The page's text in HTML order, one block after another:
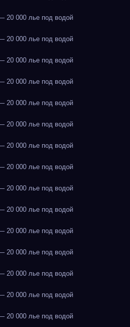
000 лье под водой
000 лье под водой
000 лье под водой
000 лье под водой
000 лье под водой
000 лье под водой
000 лье под водой
000 лье под водой
000 лье под водой
000 лье под водой
000 лье под водой
000 лье под водой
000 лье под водой
000 лье под водой
000 лье под водой